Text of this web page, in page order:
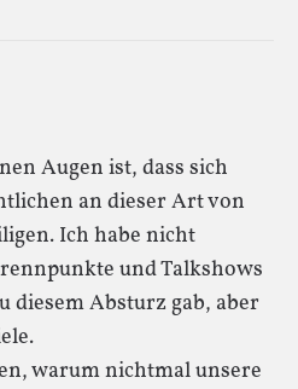
Augen ist, dass sich
an dieser Art von
Ich habe nicht
und Talkshows
diesem Absturz gab, aber
warum nichtmal unsere